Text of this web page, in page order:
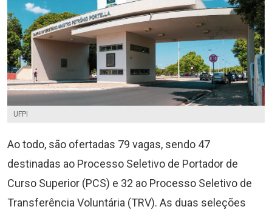
UFPI
Ao todo, são ofertadas 79 vagas, sendo 47
destinadas ao Processo Seletivo de Portador de
Curso Superior (PCS) e 32 ao Processo Seletivo de
Transferência Voluntária (TRV). As duas seleções